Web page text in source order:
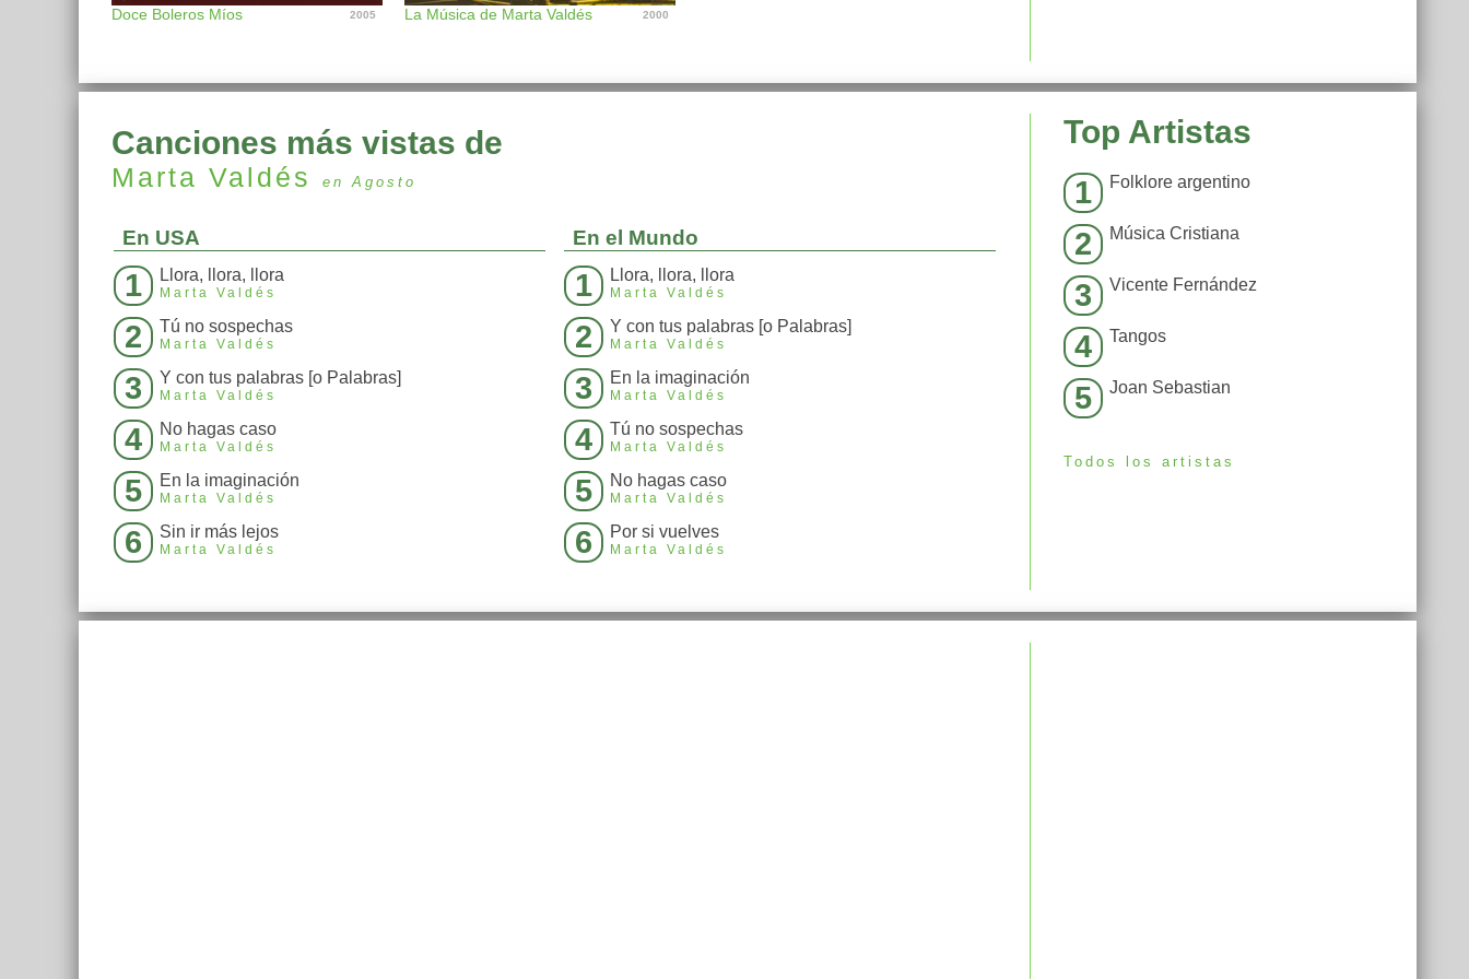
Doce Boleros Míos 2005 La Música de Marta Valdés 2000
Canciones más vistas de
Marta Valdés en Agosto
En USA
1 Llora, llora, llora
Marta Valdés
2 Tú no sospechas
Marta Valdés
3 Y con tus palabras [o Palabras]
Marta Valdés
4 No hagas caso
Marta Valdés
5 En la imaginación
Marta Valdés
6 Sin ir más lejos
Marta Valdés
En el Mundo
1 Llora, llora, llora
Marta Valdés
2 Y con tus palabras [o Palabras]
Marta Valdés
3 En la imaginación
Marta Valdés
4 Tú no sospechas
Marta Valdés
5 No hagas caso
Marta Valdés
6 Por si vuelves
Marta Valdés
Top Artistas
1 Folklore argentino
2 Música Cristiana
3 Vicente Fernández
4 Tangos
5 Joan Sebastian
Todos los artistas